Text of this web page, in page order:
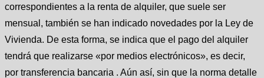
correspondientes a la renta de alquiler, que suele ser
mensual, también se han indicado novedades por la Ley de
Vivienda. De esta forma, se indica que el pago del alquiler
tendrá que realizarse «por medios electrónicos», es decir,
por transferencia bancaria . Aún así, sin que la norma detalle